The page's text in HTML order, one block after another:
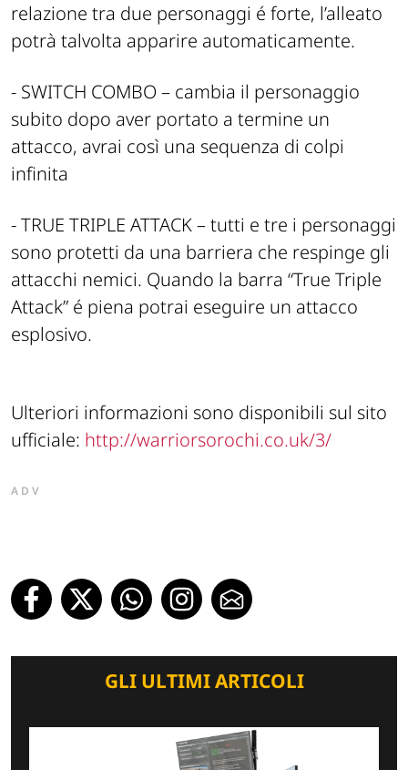
relazione tra due personaggi é forte, l’alleato
potrà talvolta apparire automaticamente.
- SWITCH COMBO – cambia il personaggio
subito dopo aver portato a termine un
attacco, avrai così una sequenza di colpi
infinita
- TRUE TRIPLE ATTACK – tutti e tre i personaggi
sono protetti da una barriera che respinge gli
attacchi nemici. Quando la barra “True Triple
Attack” é piena potrai eseguire un attacco
esplosivo.
Ulteriori informazioni sono disponibili sul sito
ufficiale: http://warriorsorochi.co.uk/3/
ADV
GLI ULTIMI ARTICOLI